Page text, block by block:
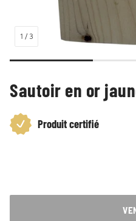
1 / 3
Sautoir en or
Produit certifié